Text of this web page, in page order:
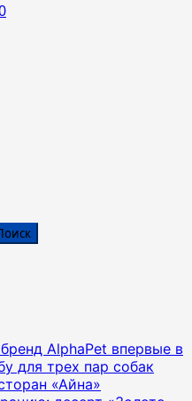
AlphaPet впервые в
для трех пар собак
«Айна»